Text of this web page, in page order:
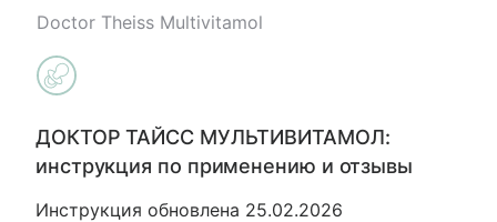
Doctor Theiss Multivitamol
ДОКТОР ТАЙСС МУЛЬТИВИТАМОЛ:
инструкция по применению и отзывы
Инструкция обновлена 25.02.2026